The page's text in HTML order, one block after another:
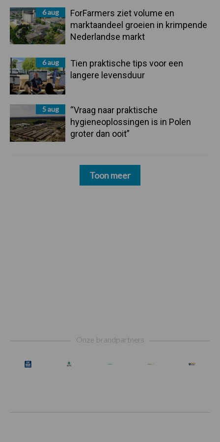
6 aug
ForFarmers ziet volume en
marktaandeel groeien in krimpende
Nederlandse markt
6 aug
Tien praktische tips voor een
langere levensduur
5 aug
“Vraag naar praktische
hygieneoplossingen is in Polen
groter dan ooit”
Toon meer
Onze brandpartners